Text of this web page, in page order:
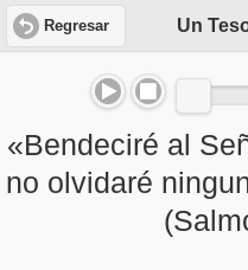
Regresar Un
«Bendeciré al
no olvidaré